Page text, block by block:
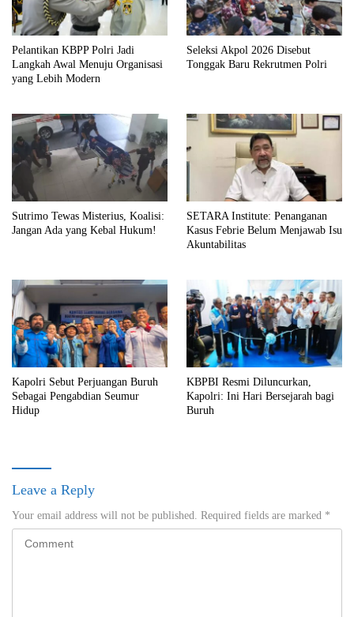
Pelantikan KBPP Polri Jadi
Langkah Awal Menuju Organisasi
yang Lebih Modern
Seleksi Akpol 2026 Disebut
Tonggak Baru Rekrutmen Polri
Sutrimo Tewas Misterius, Koalisi:
Jangan Ada yang Kebal Hukum!
SETARA Institute: Penanganan
Kasus Febrie Belum Menjawab Isu
Akuntabilitas
Kapolri Sebut Perjuangan Buruh
Sebagai Pengabdian Seumur
Hidup
KBPBI Resmi Diluncurkan,
Kapolri: Ini Hari Bersejarah bagi
Buruh
Leave a Reply
Your email address will not be published. Required fields are marked *